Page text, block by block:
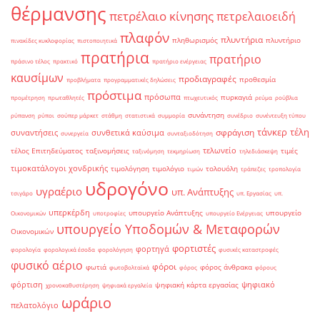
θέρμανσης πετρέλαιο κίνησηςπετρελαιοειδή
πινακίδες κυκλοφορίας πιστοποιητικά πλαφόν πληθωρισμός πλυντήρια πλυντήριο
πράσινο τέλος πρακτικό πρατήρια πρατήριο ενέργειας πρατήριο
καυσίμων προβλήματα προγραμματικές δηλώσεις προδιαγραφές προθεσμία
προμέτρηση πρωταθλητές πρόστιμα πρόσωπα πτωχευτικός πυρκαγιά ρεύμα ρούβλια
ρύπανση ρύποι σούπερ μάρκετ στάθμη στατιστικά συμμορία συνάντηση συνέδριο συνέντευξη τύπου
συναντήσεις συνεργεία συνθετικά καύσιμα συνταξιοδότηση σφράγιση τάνκερ τέλη
τέλος Επιτηδεύματος ταξινομήσεις ταξινόμηση τεκμηρίωση τελωνείο τηλεδιάσκεψη τιμές
τιμοκατάλογοι χονδρικής τιμολόγηση τιμολόγιο τιμών τολουόλη τράπεζες τροπολογία
τσιγάρο υγραέριο υδρογόνο υπ. Ανάπτυξης υπ. Εργασίας υπ.
Οικονομικών υπερκέρδη υποτροφίες υπουργείο Ανάπτυξης υπουργείο Ενέργειας υπουργείο
Οικονομικών υπουργείο Υποδομών & Μεταφορών
φορολογία φορολογικά έσοδα φορολόγηση φορτηγά φορτιστές φυσικές καταστροφές
φυσικό αέριο φωτιά φωτοβολταϊκά φόροι φόρος φόρος άνθρακα φόρους
φόρτιση χρονοκαθυστέρηση ψηφιακά εργαλεία ψηφιακή κάρτα εργασίας ψηφιακό
πελατολόγιο ωράριο